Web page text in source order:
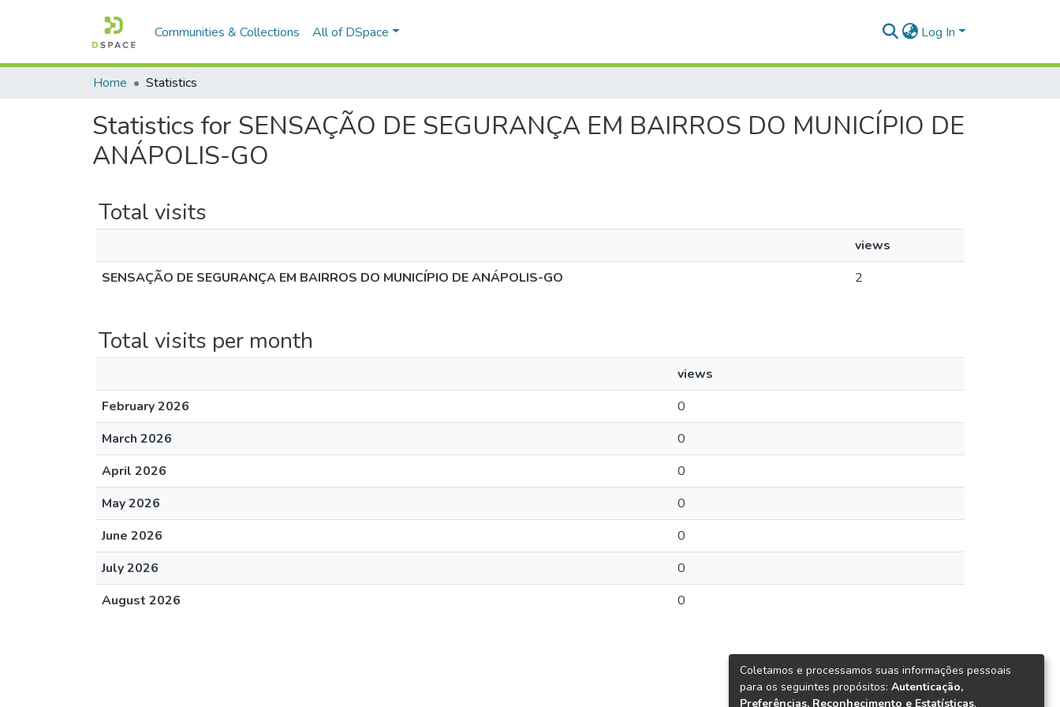
Communities & Collections All of DSpace Log In
Home Statistics
Statistics for SENSAÇÃO DE SEGURANÇA EM BAIRROS DO MUNICÍPIO DE
ANÁPOLIS-GO
Total visits
views
SENSAÇÃO DE SEGURANÇA EM BAIRROS DO MUNICÍPIO DE ANÁPOLIS-GO
2
Total visits per month
views
February 2026
0
March 2026
0
April 2026
0
May 2026
0
June 2026
0
July 2026
0
August 2026
0
Coletamos e processamos suas informações pessoais
para os seguintes propósitos: Autenticação,
Preferências, Reconhecimento e Estatísticas.